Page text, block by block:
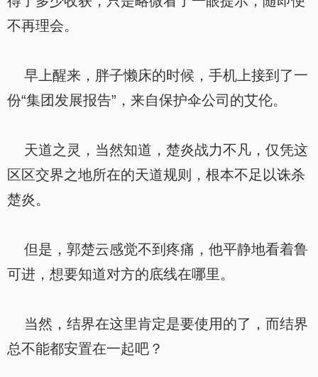
不再理会。
早上醒来，胖子懒床的时候，手机上接到了一
份“集团发展报告”，来自保护伞公司的艾伦。
天道之灵，当然知道，楚炎战力不凡，仅凭这
区区交界之地所在的天道规则，根本不足以诛杀
楚炎。
但是，郭楚云感觉不到疼痛，他平静地看着鲁
可进，想要知道对方的底线在哪里。
当然，结界在这里肯定是要使用的了，而结界
总不能都安置在一起吧？